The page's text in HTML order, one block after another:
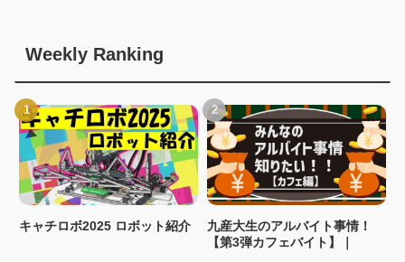
Weekly Ranking
キャチロボ2025 ロボット紹介
九産大生のアルバイト事情！
【第3弾カフェバイト】｜